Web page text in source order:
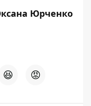
Юрченко
😆 😡